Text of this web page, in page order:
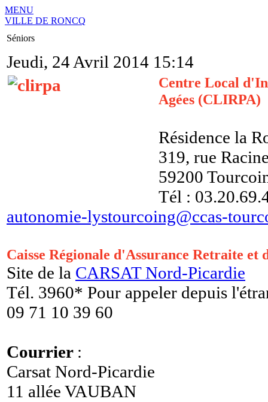
MENU
VILLE DE RONCQ
Séniors
Jeudi, 24 Avril 2014 15:14
Centre Local
Agées (CLIRPA)
Résidence la
319, rue
59200
Tél :
autonomie-lystourcoing@ccas-
Caisse Régionale d'Assurance Retraite
Site de la CARSAT Nord-Picardie
Tél. 3960* Pour appeler depuis
09 71 10 39 60
Courrier :
Carsat Nord-Picardie
11 allée VAUBAN